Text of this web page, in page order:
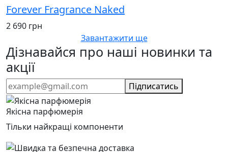
Forever Fragrance Naked
2 690 грн
Завантажити ще
Дізнавайся про наші новинки та
акції
Підписатись
Якісна парфюмерія
Тільки найкращі компоненти